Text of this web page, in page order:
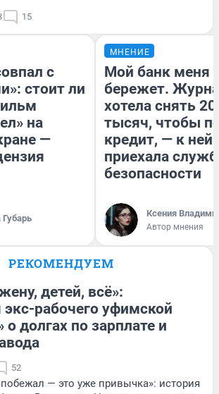
15
с
стоит ли
на
—
МНЕНИЕ
Мой банк меня
бережет.
хотела снять
тысяч, чтобы
кредит, — к
приехала
безопасности
Ксения
Автор мнения
РЕКОМЕНДУЕМ
детей, всё»:
экс-рабочего уфимской
долгах по зарплате и
52
— это уже привычка»: история